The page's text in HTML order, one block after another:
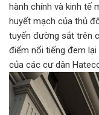
hành chính và kinh tế
huyết mạch của thủ
tuyến đường sắt trên
điểm nổi tiếng đem
của các cư dân